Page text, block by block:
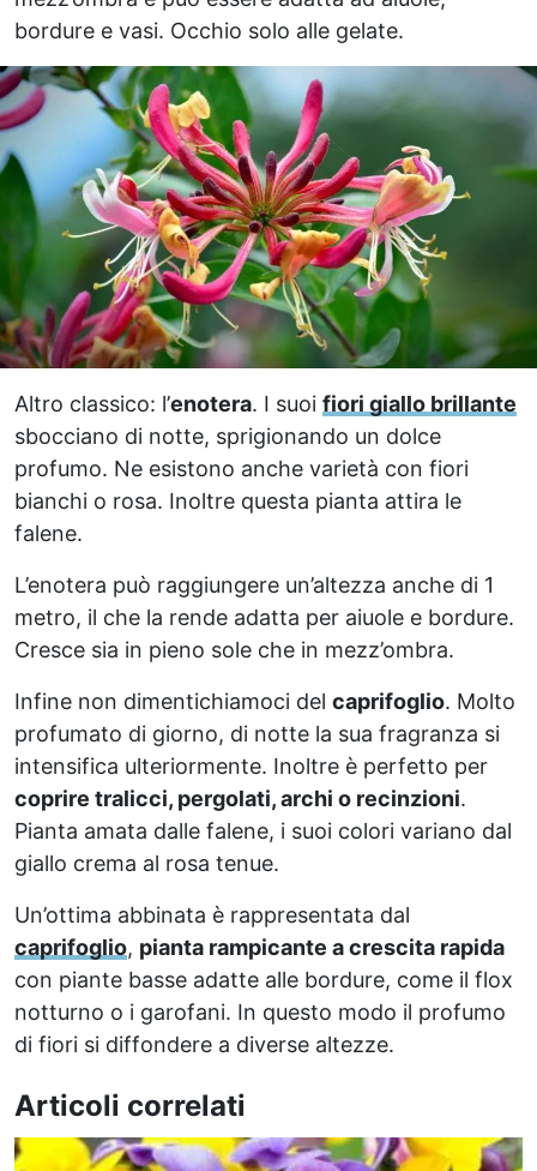
bordure e vasi. Occhio solo alle gelate.
Altro classico: l’enotera. I suoi fiori giallo brillante
sbocciano di notte, sprigionando un dolce
profumo. Ne esistono anche varietà con fiori
bianchi o rosa. Inoltre questa pianta attira le
falene.
L’enotera può raggiungere un’altezza anche di 1
metro, il che la rende adatta per aiuole e bordure.
Cresce sia in pieno sole che in mezz’ombra.
Infine non dimentichiamoci del caprifoglio. Molto
profumato di giorno, di notte la sua fragranza si
intensifica ulteriormente. Inoltre è perfetto per
coprire tralicci, pergolati, archi o recinzioni.
Pianta amata dalle falene, i suoi colori variano dal
giallo crema al rosa tenue.
Un’ottima abbinata è rappresentata dal
caprifoglio, pianta rampicante a crescita rapida
con piante basse adatte alle bordure, come il flox
notturno o i garofani. In questo modo il profumo
di fiori si diffondere a diverse altezze.
Articoli correlati